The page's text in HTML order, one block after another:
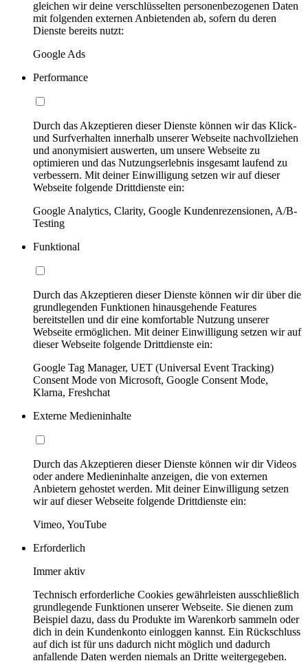
gleichen wir deine verschlüsselten personenbezogenen Daten
mit folgenden externen Anbietenden ab, sofern du deren
Dienste bereits nutzt:
Google Ads
Performance
Durch das Akzeptieren dieser Dienste können wir das Klick-
und Surfverhalten innerhalb unserer Webseite nachvollziehen
und anonymisiert auswerten, um unsere Webseite zu
optimieren und das Nutzungserlebnis insgesamt laufend zu
verbessern. Mit deiner Einwilligung setzen wir auf dieser
Webseite folgende Drittdienste ein:
Google Analytics, Clarity, Google Kundenrezensionen, A/B-
Testing
Funktional
Durch das Akzeptieren dieser Dienste können wir dir über die
grundlegenden Funktionen hinausgehende Features
bereitstellen und dir eine komfortable Nutzung unserer
Webseite ermöglichen. Mit deiner Einwilligung setzen wir auf
dieser Webseite folgende Drittdienste ein:
Google Tag Manager, UET (Universal Event Tracking)
Consent Mode von Microsoft, Google Consent Mode,
Klarna, Freshchat
Externe Medieninhalte
Durch das Akzeptieren dieser Dienste können wir dir Videos
oder andere Medieninhalte anzeigen, die von externen
Anbietern gehostet werden. Mit deiner Einwilligung setzen
wir auf dieser Webseite folgende Drittdienste ein:
Vimeo, YouTube
Erforderlich
Immer aktiv
Technisch erforderliche Cookies gewährleisten ausschließlich
grundlegende Funktionen unserer Webseite. Sie dienen zum
Beispiel dazu, dass du Produkte im Warenkorb sammeln oder
dich in dein Kundenkonto einloggen kannst. Ein Rückschluss
auf dich ist für uns dadurch nicht möglich und dadurch
anfallende Daten werden niemals an Dritte weitergegeben.